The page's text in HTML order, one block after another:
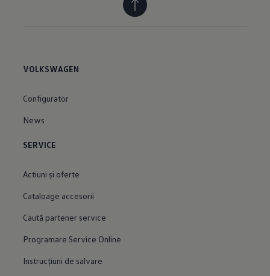
VOLKSWAGEN
Configurator
News
SERVICE
Actiuni şi oferte
Cataloage accesorii
Caută partener service
Programare Service Online
Instrucțiuni de salvare